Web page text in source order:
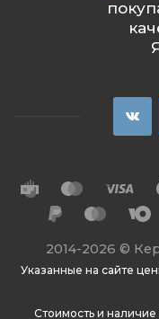
2014-2026 ©
Указанные на сайте
Стоимость и наличие